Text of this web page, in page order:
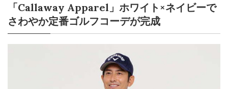
「Callaway Apparel」ホワイト×ネイビーで
さわやか定番ゴルフコーデが完成